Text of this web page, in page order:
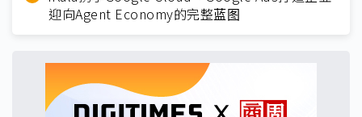
迎向Agent Economy的完整蓝图